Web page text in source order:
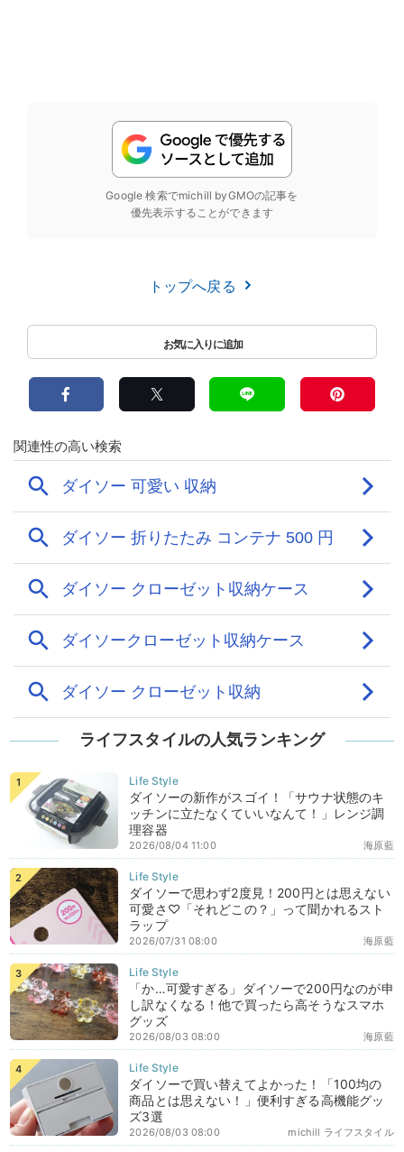
Google 検索でmichill byGMOの記事を
優先表示することができます
トップへ戻る
ライフスタイルの人気ランキング
ダイソーの新作がスゴイ！「サウナ状態のキ
ッチンに立たなくていいなんて！」レンジ調
理容器
海原藍
2026/08/04 11:00
ダイソーで思わず2度見！200円とは思えない
可愛さ♡「それどこの？」って聞かれるスト
ラップ
海原藍
2026/07/31 08:00
「か…可愛すぎる」ダイソーで200円なのが申
し訳なくなる！他で買ったら高そうなスマホ
グッズ
海原藍
2026/08/03 08:00
ダイソーで買い替えてよかった！「100均の
商品とは思えない！」便利すぎる高機能グッ
ズ3選
michill ライフスタイル
2026/08/03 08:00